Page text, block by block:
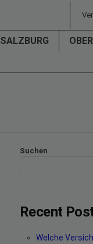
SALZBURG
Suchen
Recent
Welche